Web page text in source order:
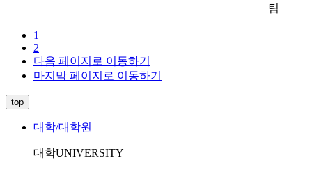
팀
1
2
다음 페이지로 이동하기
마지막 페이지로 이동하기
top
대학/대학원
대학UNIVERSITY